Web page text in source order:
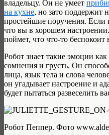
владельцу. Он не умеет
на кухне, но зато поддержит
простейшие поручения. Если
что вы в хорошем настроении.
поймет, что что-то беспокоит
Робот знает такие эмоции как
сомнения и грусть. Он
лица, язык тела и слова
он угадывает настроение и
будет пытаться развеселить
Робот Пеппер. Фото